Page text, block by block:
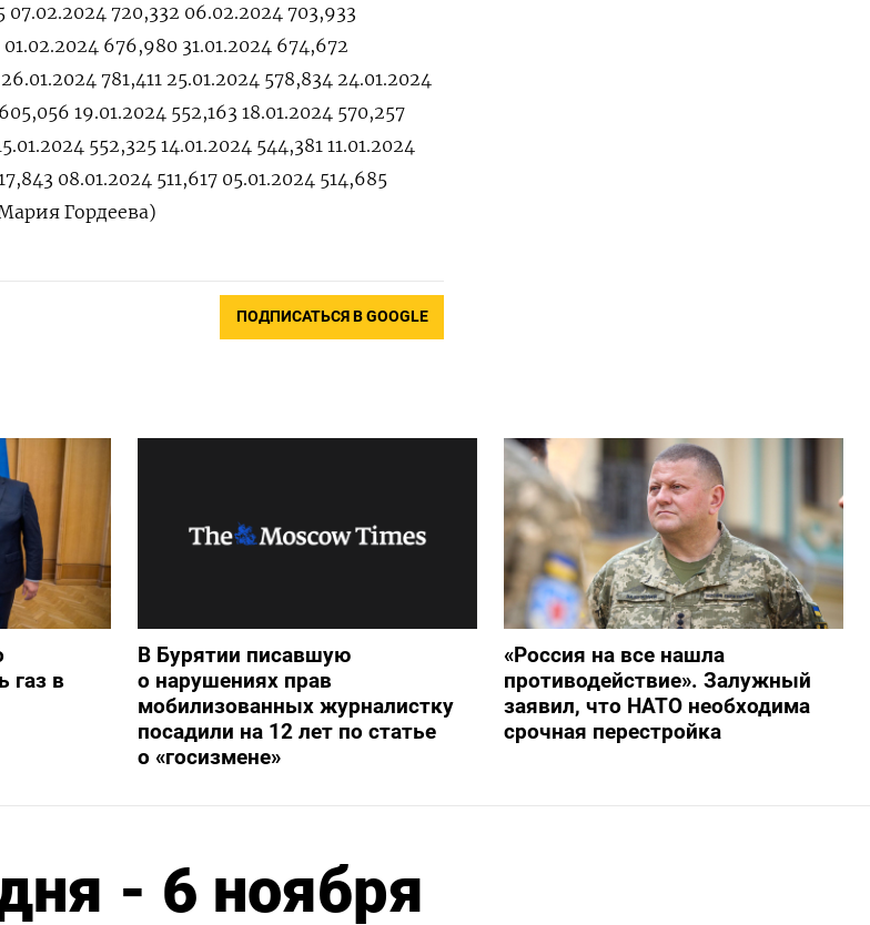
720,332 06.02.2024 703,933
676,980 31.01.2024 674,672
781,411 25.01.2024 578,834 24.01.2024
19.01.2024 552,163 18.01.2024 570,257
552,325 14.01.2024 544,381 11.01.2024
08.01.2024 511,617 05.01.2024 514,685
Гордеева)
ПОДПИСАТЬСЯ В GOOGLE
газ в
В Бурятии писавшую
о нарушениях прав
мобилизованных журналистку
посадили на 12 лет по статье
о «госизмене»
«Россия на все нашла
противодействие». Залужный
заявил, что НАТО необходима
срочная перестройка
- 6 ноября